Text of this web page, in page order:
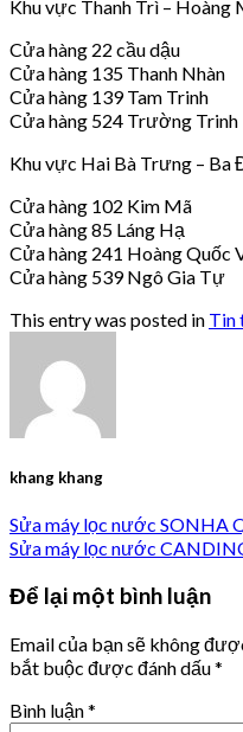
Khu vực Thanh Trì – Hoàng
Cửa hàng 22 cầu dậu
Cửa hàng 135 Thanh Nhàn
Cửa hàng 139 Tam Trinh
Cửa hàng 524 Trường Trinh
Khu vực Hai Bà Trưng – Ba
Cửa hàng 102 Kim Mã
Cửa hàng 85 Láng Hạ
Cửa hàng 241 Hoàng Quốc
Cửa hàng 539 Ngô Gia Tự
This entry was posted in Tin
khang khang
Sửa máy lọc nước SONHA
Sửa máy lọc nước
Để lại một bình luận
Email của bạn sẽ không
bắt buộc được đánh dấu*
Bình luận*